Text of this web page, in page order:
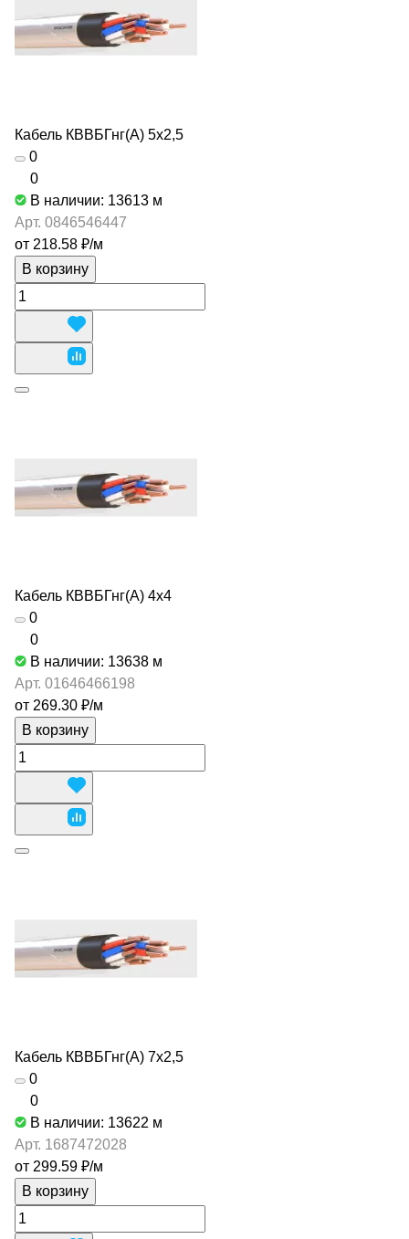
Кабель КВВБГнг(А) 5х2,5
0
0
В наличии: 13613 м
Арт. 0846546447
от 218.58 ₽/м
В корзину
Кабель КВВБГнг(А) 4х4
0
0
В наличии: 13638 м
Арт. 01646466198
от 269.30 ₽/м
В корзину
Кабель КВВБГнг(А) 7х2,5
0
0
В наличии: 13622 м
Арт. 1687472028
от 299.59 ₽/м
В корзину